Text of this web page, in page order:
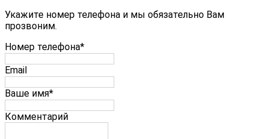
Укажите номер телефона и мы обязательно Вам
прозвоним.
Номер телефона*
Email
Ваше имя*
Комментарий